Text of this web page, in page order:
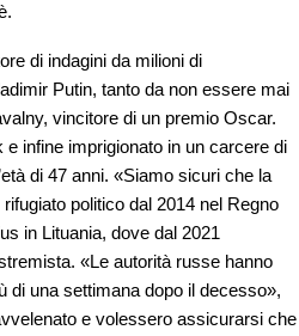
di indagini da milioni di
Putin, tanto da non essere mai
vincitore di un premio Oscar.
infine imprigionato in un carcere di
di 47 anni. «Siamo sicuri che la
politico dal 2014 nel Regno
in Lituania, dove dal 2021
«Le autorità russe hanno
di una settimana dopo il decesso»,
e volessero assicurarsi che